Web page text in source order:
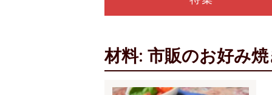
材料: 市販のお好み